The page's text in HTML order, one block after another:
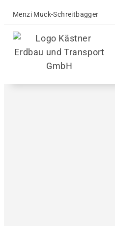
Menzi Muck-Schreitbagger